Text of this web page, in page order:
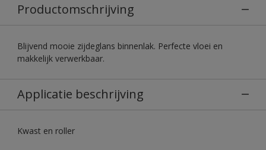
Productomschrijving
Blijvend mooie zijdeglans binnenlak. Perfecte vloei en
makkelijk verwerkbaar.
Applicatie beschrijving
Kwast en roller